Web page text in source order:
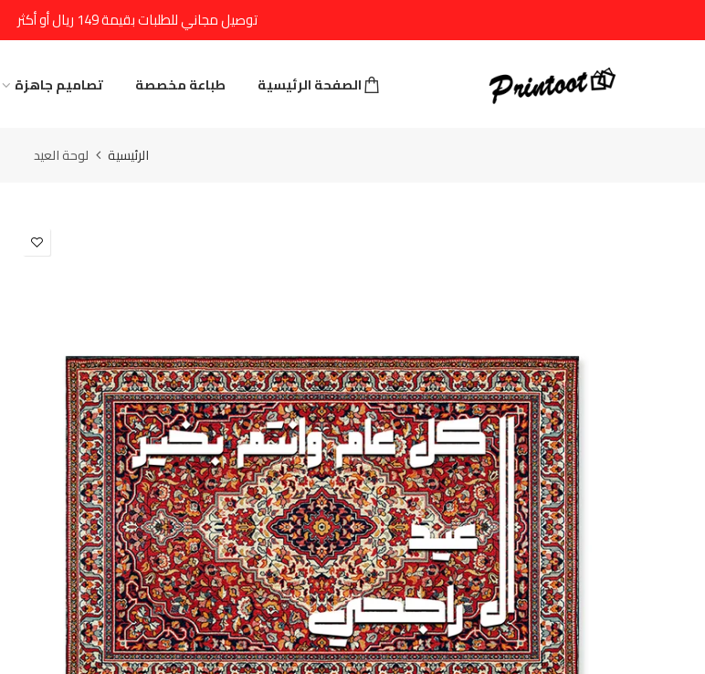
توصيل مجاني للطلبات بقيمة 149 ريال أو أكثر
الصفحة الرئيسية طباعة مخصصة تصاميم جاهزة
الرئيسية لوحة العيد